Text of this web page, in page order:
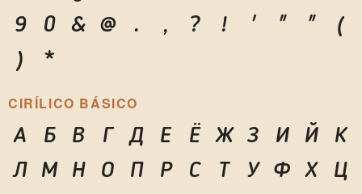
9
0 & @ . , ? ! ' " "
(
)
*
CIRÍLICO BÁSICO
А Б В Г Д Е Ё Ж З И Й
К
Л
М Н О П Р С Т У Ф Х
Ц